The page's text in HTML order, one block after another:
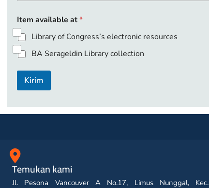
Item available at*
Library of Congress’s electronic resources
BA Serageldin Library collection
Kirim
Temukan kami
Jl. Pesona Vancouver A No.17, Limus Nunggal, Kec.